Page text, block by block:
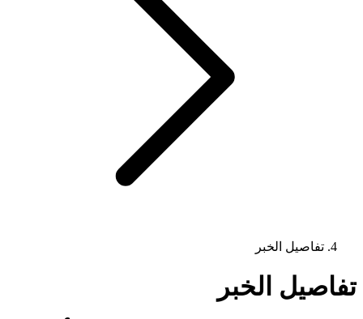
تفاصيل الخبر
تفاصيل الخبر